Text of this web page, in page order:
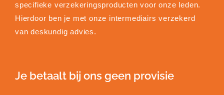
specifieke verzekeringsproducten voor onze leden.
Hierdoor ben je met onze intermediairs verzekerd
van deskundig advies.
Je betaalt bij ons geen provisie